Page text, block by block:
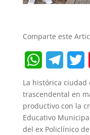
Comparte este
h
a
t
T
e
l
e
T
w
i
t
i
t
La histórica ciudad
trascendental en
productivo con la
Educativo
del ex Policlínico